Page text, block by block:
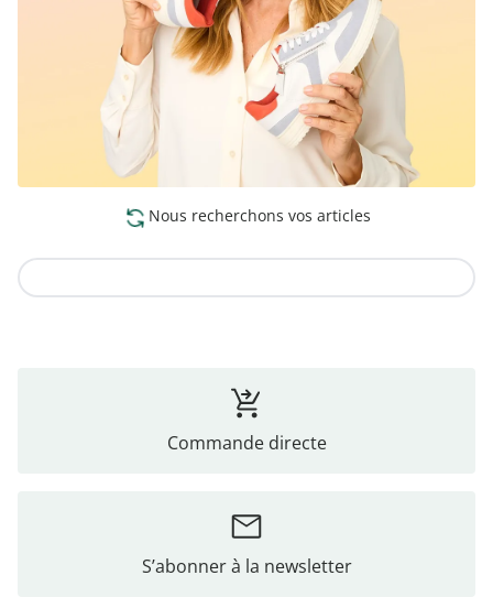
Nous recherchons vos articles
Commande directe
S’abonner à la newsletter